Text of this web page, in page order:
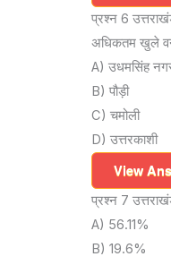
प्रश्न 6
अधिकतम खुले
A) उधमसिंह
B) पौड़ी
C) चमोली
D) उत्तरकाशी
View
प्रश्न 7
A) 56.11%
B) 19.6%